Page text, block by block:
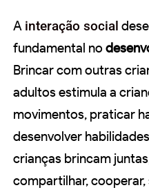
A interação social
fundamental no
Brincar com outras
adultos estimula a
movimentos, praticar
desenvolver
crianças brincam
compartilhar, cooperar,